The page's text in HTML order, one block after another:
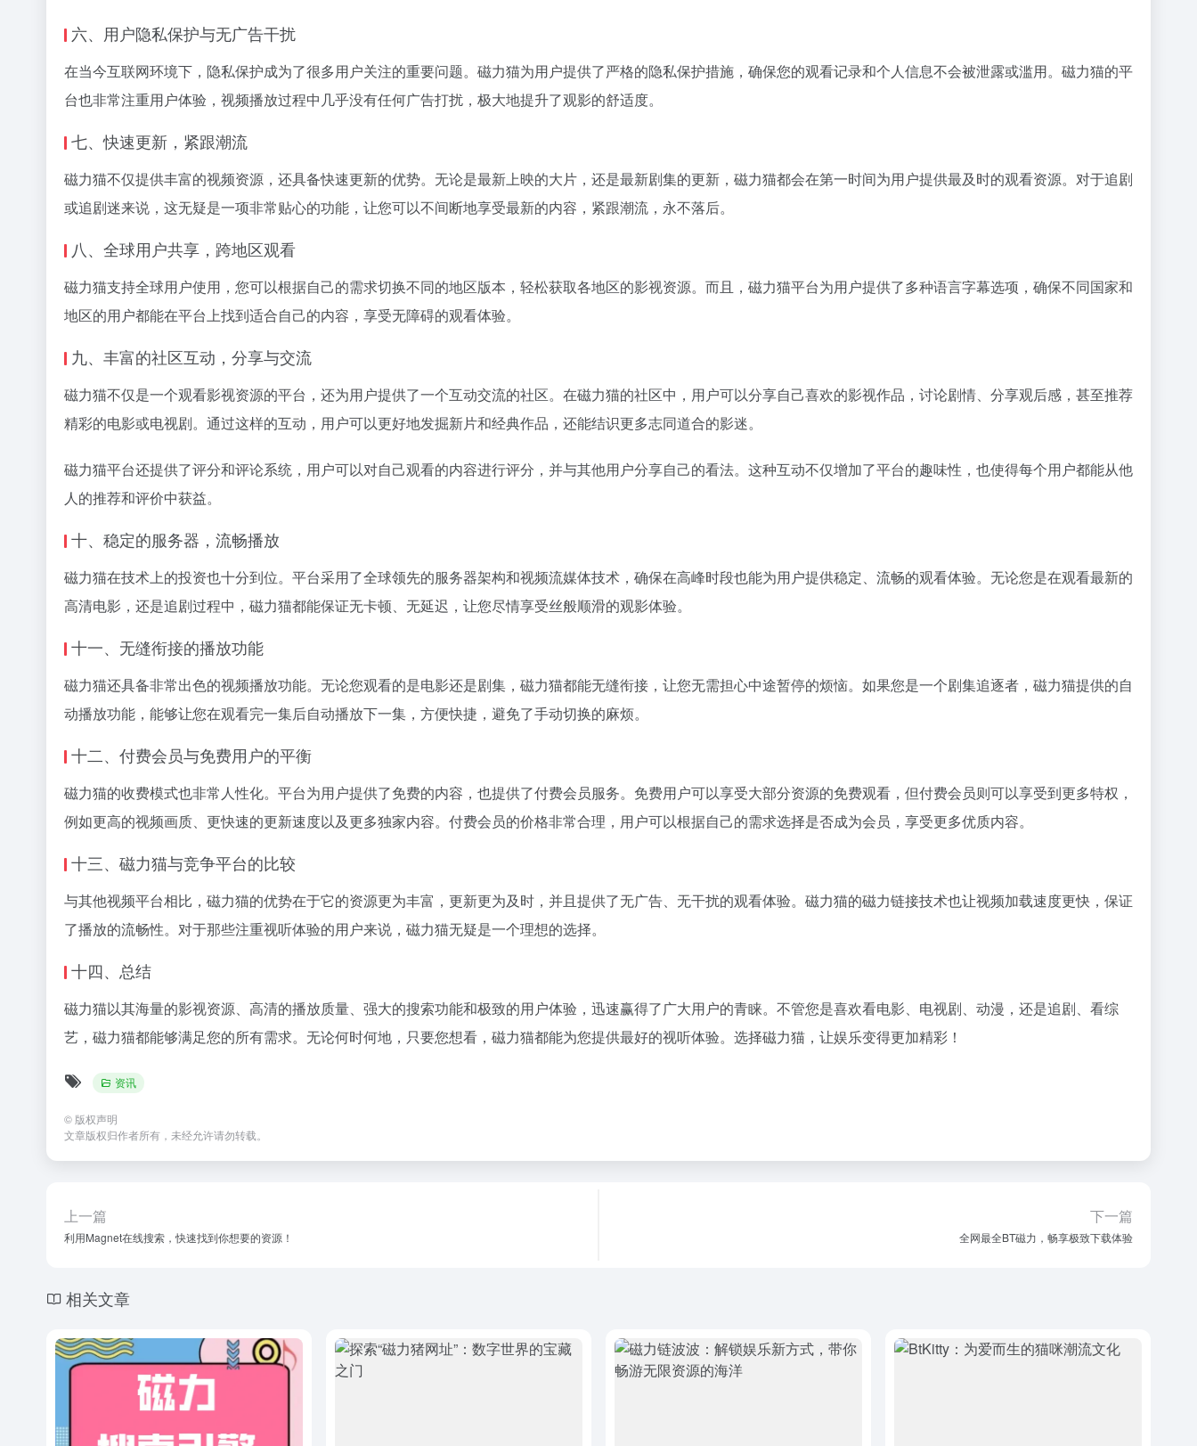
六、用户隐私保护与无广告干扰
在当今互联网环境下，隐私保护成为了很多用户关注的重要问题。磁力猫为用户提供了严格的隐私保护措施，确保您的观看记录和个人信息不会被泄露或滥用。磁力猫的平
台也非常注重用户体验，视频播放过程中几乎没有任何广告打扰，极大地提升了观影的舒适度。
七、快速更新，紧跟潮流
磁力猫不仅提供丰富的视频资源，还具备快速更新的优势。无论是最新上映的大片，还是最新剧集的更新，磁力猫都会在第一时间为用户提供最及时的观看资源。对于追剧
或追剧迷来说，这无疑是一项非常贴心的功能，让您可以不间断地享受最新的内容，紧跟潮流，永不落后。
八、全球用户共享，跨地区观看
磁力猫支持全球用户使用，您可以根据自己的需求切换不同的地区版本，轻松获取各地区的影视资源。而且，磁力猫平台为用户提供了多种语言字幕选项，确保不同国家和
地区的用户都能在平台上找到适合自己的内容，享受无障碍的观看体验。
九、丰富的社区互动，分享与交流
磁力猫不仅是一个观看影视资源的平台，还为用户提供了一个互动交流的社区。在磁力猫的社区中，用户可以分享自己喜欢的影视作品，讨论剧情、分享观后感，甚至推荐
精彩的电影或电视剧。通过这样的互动，用户可以更好地发掘新片和经典作品，还能结识更多志同道合的影迷。
磁力猫平台还提供了评分和评论系统，用户可以对自己观看的内容进行评分，并与其他用户分享自己的看法。这种互动不仅增加了平台的趣味性，也使得每个用户都能从他
人的推荐和评价中获益。
十、稳定的服务器，流畅播放
磁力猫在技术上的投资也十分到位。平台采用了全球领先的服务器架构和视频流媒体技术，确保在高峰时段也能为用户提供稳定、流畅的观看体验。无论您是在观看最新的
高清电影，还是追剧过程中，磁力猫都能保证无卡顿、无延迟，让您尽情享受丝般顺滑的观影体验。
十一、无缝衔接的播放功能
磁力猫还具备非常出色的视频播放功能。无论您观看的是电影还是剧集，磁力猫都能无缝衔接，让您无需担心中途暂停的烦恼。如果您是一个剧集追逐者，磁力猫提供的自
动播放功能，能够让您在观看完一集后自动播放下一集，方便快捷，避免了手动切换的麻烦。
十二、付费会员与免费用户的平衡
磁力猫的收费模式也非常人性化。平台为用户提供了免费的内容，也提供了付费会员服务。免费用户可以享受大部分资源的免费观看，但付费会员则可以享受到更多特权，
例如更高的视频画质、更快速的更新速度以及更多独家内容。付费会员的价格非常合理，用户可以根据自己的需求选择是否成为会员，享受更多优质内容。
十三、磁力猫与竞争平台的比较
与其他视频平台相比，磁力猫的优势在于它的资源更为丰富，更新更为及时，并且提供了无广告、无干扰的观看体验。磁力猫的磁力链接技术也让视频加载速度更快，保证
了播放的流畅性。对于那些注重视听体验的用户来说，磁力猫无疑是一个理想的选择。
十四、总结
磁力猫以其海量的影视资源、高清的播放质量、强大的搜索功能和极致的用户体验，迅速赢得了广大用户的青睐。不管您是喜欢看电影、电视剧、动漫，还是追剧、看综
艺，磁力猫都能够满足您的所有需求。无论何时何地，只要您想看，磁力猫都能为您提供最好的视听体验。选择磁力猫，让娱乐变得更加精彩！
资讯
© 版权声明
文章版权归作者所有，未经允许请勿转载。
上一篇
利用Magnet在线搜索，快速找到你想要的资源！
下一篇
全网最全BT磁力，畅享极致下载体验
相关文章